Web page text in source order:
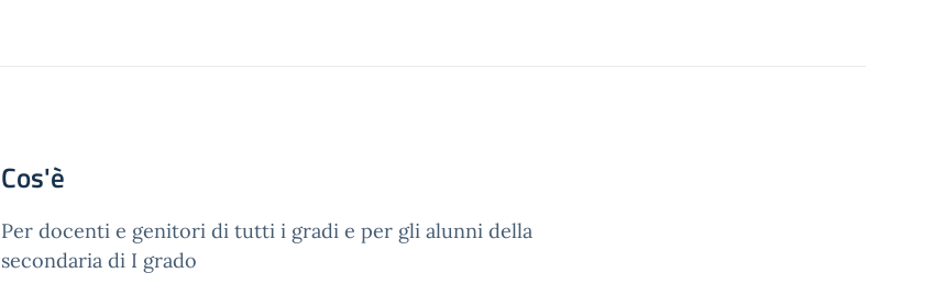
Cos'è
Per docenti e genitori di tutti i gradi e per gli alunni della
secondaria di I grado